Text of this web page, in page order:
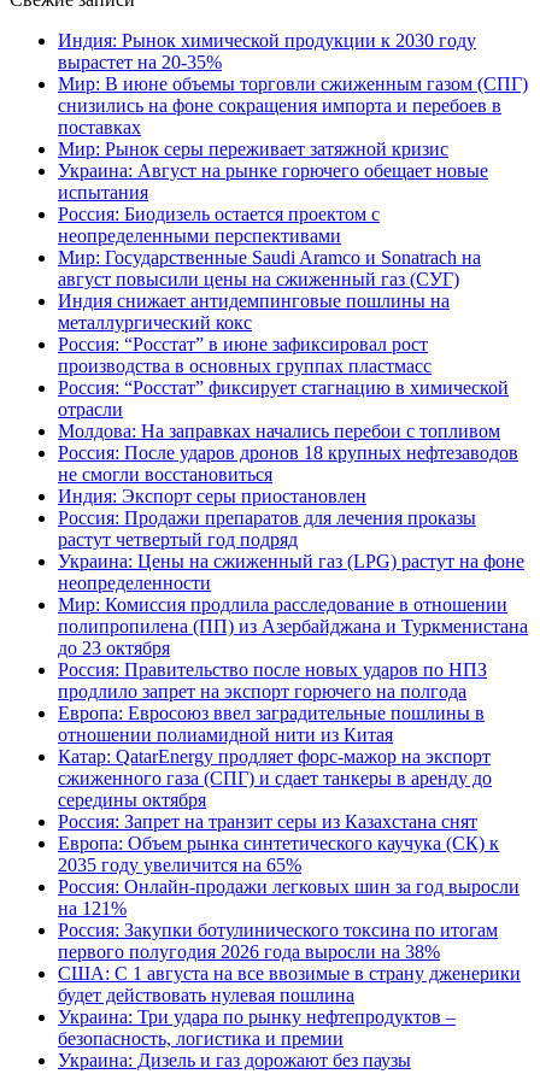
Индия: Рынок химической продукции к 2030 году
вырастет на 20-35%
Мир: В июне объемы торговли сжиженным газом (СПГ)
снизились на фоне сокращения импорта и перебоев в
поставках
Мир: Рынок серы переживает затяжной кризис
Украина: Август на рынке горючего обещает новые
испытания
Россия: Биодизель остается проектом с
неопределенными перспективами
Мир: Государственные Saudi Aramco и Sonatrach на
август повысили цены на сжиженный газ (СУГ)
Индия снижает антидемпинговые пошлины на
металлургический кокс
Россия: “Росстат” в июне зафиксировал рост
производства в основных группах пластмасс
Россия: “Росстат” фиксирует стагнацию в химической
отрасли
Молдова: На заправках начались перебои с топливом
Россия: После ударов дронов 18 крупных нефтезаводов
не смогли восстановиться
Индия: Экспорт серы приостановлен
Россия: Продажи препаратов для лечения проказы
растут четвертый год подряд
Украина: Цены на сжиженный газ (LPG) растут на фоне
неопределенности
Мир: Комиссия продлила расследование в отношении
полипропилена (ПП) из Азербайджана и Туркменистана
до 23 октября
Россия: Правительство после новых ударов по НПЗ
продлило запрет на экспорт горючего на полгода
Европа: Евросоюз ввел заградительные пошлины в
отношении полиамидной нити из Китая
Катар: QatarEnergy продляет форс-мажор на экспорт
сжиженного газа (СПГ) и сдает танкеры в аренду до
середины октября
Россия: Запрет на транзит серы из Казахстана снят
Европа: Объем рынка синтетического каучука (СК) к
2035 году увеличится на 65%
Россия: Онлайн-продажи легковых шин за год выросли
на 121%
Россия: Закупки ботулинического токсина по итогам
первого полугодия 2026 года выросли на 38%
США: С 1 августа на все ввозимые в страну дженерики
будет действовать нулевая пошлина
Украина: Три удара по рынку нефтепродуктов –
безопасность, логистика и премии
Украина: Дизель и газ дорожают без паузы